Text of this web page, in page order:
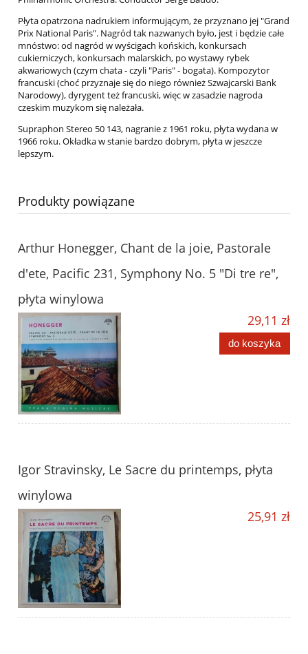
Płyta opatrzona nadrukiem informującym, że przyznano jej "Grand
Prix National Paris". Nagród tak nazwanych było, jest i będzie całe
mnóstwo: od nagród w wyścigach końskich, konkursach
cukierniczych, konkursach malarskich, po wystawy rybek
akwariowych (czym chata - czyli "Paris" - bogata). Kompozytor
francuski (choć przyznaje się do niego również Szwajcarski Bank
Narodowy), dyrygent też francuski, więc w zasadzie nagroda
czeskim muzykom się należała.
Supraphon Stereo 50 143, nagranie z 1961 roku, płyta wydana w
1966 roku. Okładka w stanie bardzo dobrym, płyta w jeszcze
lepszym.
Produkty powiązane
Arthur Honegger, Chant de la joie, Pastorale
d'ete, Pacific 231, Symphony No. 5 "Di tre re",
płyta winylowa
29,11 zł
do koszyka
Igor Stravinsky, Le Sacre du printemps, płyta
winylowa
25,91 zł